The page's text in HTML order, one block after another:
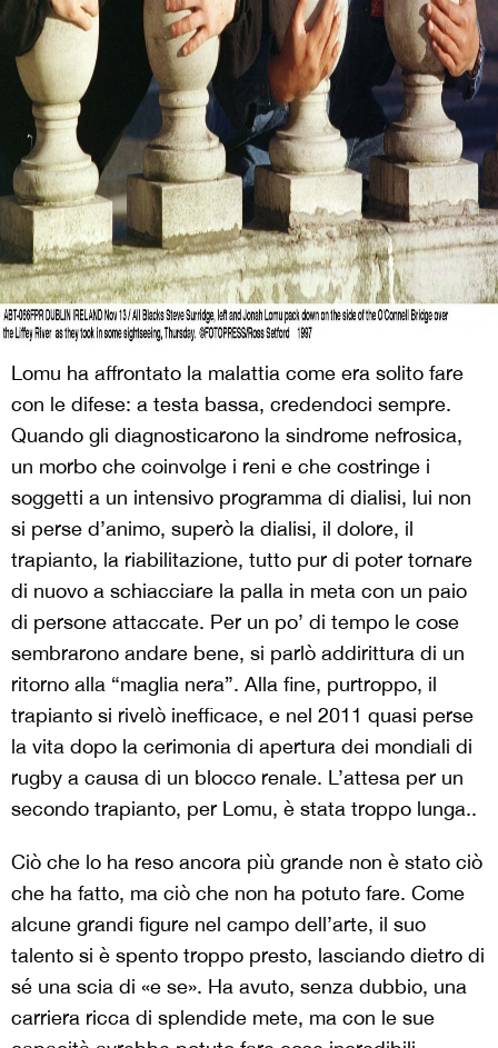
Lomu ha affrontato la malattia come era solito fare
con le difese: a testa bassa, credendoci sempre.
Quando gli diagnosticarono la sindrome nefrosica,
un morbo che coinvolge i reni e che costringe i
soggetti a un intensivo programma di dialisi, lui non
si perse d’animo, superò la dialisi, il dolore, il
trapianto, la riabilitazione, tutto pur di poter tornare
di nuovo a schiacciare la palla in meta con un paio
di persone attaccate. Per un po’ di tempo le cose
sembrarono andare bene, si parlò addirittura di un
ritorno alla “maglia nera”. Alla fine, purtroppo, il
trapianto si rivelò inefficace, e nel 2011 quasi perse
la vita dopo la cerimonia di apertura dei mondiali di
rugby a causa di un blocco renale. L’attesa per un
secondo trapianto, per Lomu, è stata troppo lunga..
Ciò che lo ha reso ancora più grande non è stato ciò
che ha fatto, ma ciò che non ha potuto fare. Come
alcune grandi figure nel campo dell’arte, il suo
talento si è spento troppo presto, lasciando dietro di
sé una scia di «e se». Ha avuto, senza dubbio, una
carriera ricca di splendide mete, ma con le sue